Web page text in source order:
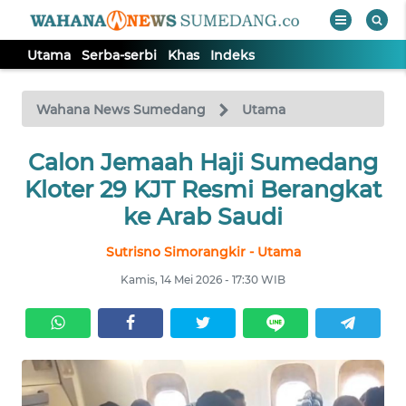
Utama Serba-serbi Khas Indeks
Wahana News Sumedang Utama
Calon Jemaah Haji Sumedang
Kloter 29 KJT Resmi Berangkat
ke Arab Saudi
Sutrisno Simorangkir - Utama
Kamis, 14 Mei 2026 - 17:30 WIB
TV
Tutup
UTAMA
Informasi
INDEKS
BERITA